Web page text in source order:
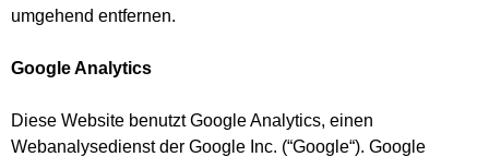
umgehend entfernen.
Google Analytics
Diese Website benutzt Google Analytics, einen
Webanalysedienst der Google Inc. (“Google“). Google